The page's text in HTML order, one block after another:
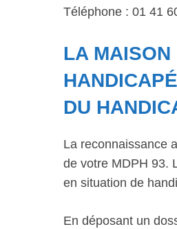
Téléphone : 01 41
LA MAISON
DU
La reconnaissance
de votre MDPH 93.
en situation de
En déposant un